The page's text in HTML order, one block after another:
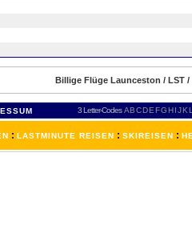
Billige Flüge Launceston / LST
3 Letter-Codes ABCDEFGH IJKL
: LASTMINUTE REISEN : SKIREISEN :